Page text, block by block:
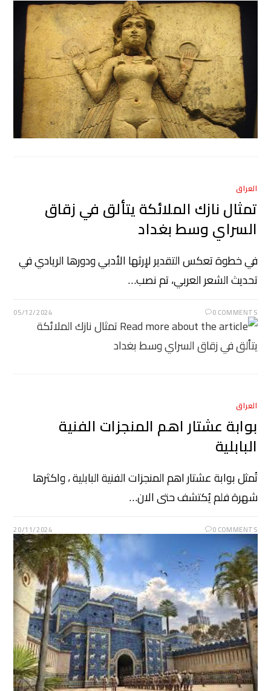
العراق
تمثال نازك الملائكة يتألق في زقاق
السراي وسط بغداد
في خطوة تعكس التقدير لإرثها الأدبي ودورها الريادي في
تحديث الشعر العربي، تم نصب…
0 COMMENTS
05/12/2024
العراق
بوابة عشتار اهم المنجزات الفنية
البابلية
تُمثل بوابة عشتار اهم المنجزات الفنية البابلية ، واكثرها
شهرة فلم يُكتشف حتى الان…
0 COMMENTS
20/11/2024